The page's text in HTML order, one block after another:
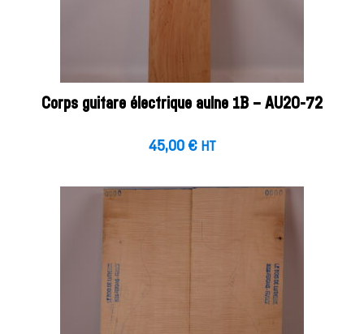
Corps guitare électrique aulne 1B – AU20-72
45,00 € HT